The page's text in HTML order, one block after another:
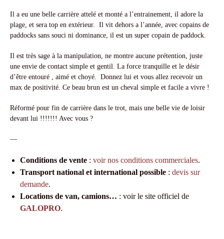
Il a eu une belle carrière attelé et monté a l’entrainement, il adore la
plage, et sera top en extérieur. Il vit dehors a l’année, avec copains de
paddocks sans souci ni dominance, il est un super copain de paddock.
Il est très sage à la manipulation, ne montre aucune prétention, juste
une envie de contact simple et gentil. La force tranquille et le désir
d’être entouré , aimé et choyé. Donnez lui et vous allez recevoir un
max de positivité. Ce beau brun est un cheval simple et facile a vivre !
Réformé pour fin de carrière dans le trot, mais une belle vie de loisir
devant lui !!!!!!! Avec vous ?
—
Conditions de vente : voir nos conditions commerciales.
Transport national et international possible : devis sur
demande.
Locations de van, camions… : voir le site officiel de
GALOPRO.